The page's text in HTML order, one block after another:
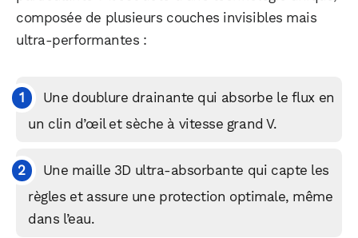
composée de plusieurs couches invisibles mais
ultra-performantes :
Une doublure drainante qui absorbe le flux en
un clin d’œil et sèche à vitesse grand V.
Une maille 3D ultra-absorbante qui capte les
règles et assure une protection optimale, même
dans l’eau.